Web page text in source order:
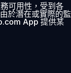
可用性，受到各
於潛在或實際的監
App 提供某